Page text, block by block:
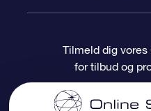
Anmeldelser
OSR Gavekortet
Personliggjort
Betalingsinformation
Tilmeld dig vores
for tilbud og